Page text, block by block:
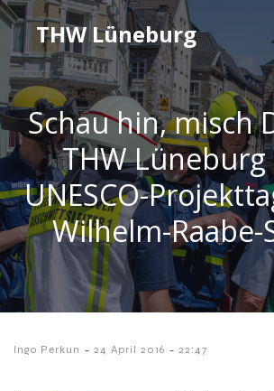
THW Lüneburg
Schau hin, misch
THW
UNESCO-
Wilhelm-Raabe-
Ingo Perkun - 24 April 2016 - 22:47